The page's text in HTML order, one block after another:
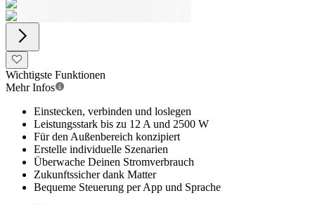
Wichtigste Funktionen
Mehr Infos
Einstecken, verbinden und loslegen
Leistungsstark bis zu 12 A und 2500 W
Für den Außenbereich konzipiert
Erstelle individuelle Szenarien
Überwache Deinen Stromverbrauch
Zukunftssicher dank Matter
Bequeme Steuerung per App und Sprache